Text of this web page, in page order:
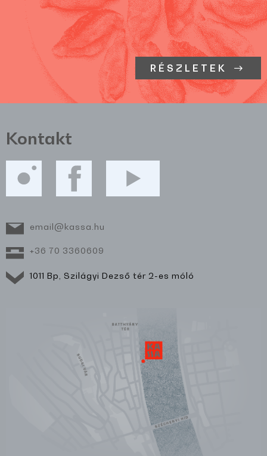
RÉSZLETEK
Kontakt
email@kassa.hu
+36 70 3360609
1011 Bp, Szilágyi Dezső tér 2-es móló